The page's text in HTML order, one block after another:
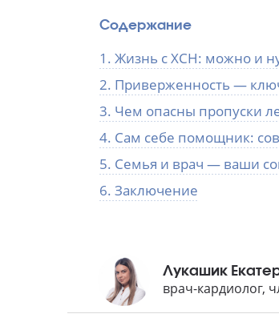
Содержание
1. Жизнь с ХСН: можно и
2. Приверженность —
3. Чем опасны пропуски
4. Сам себе помощник:
5. Семья и врач — ваши
6. Заключение
Лукашик
врач-кардиолог,